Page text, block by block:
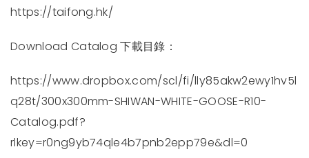
https://taifong.hk/
Download Catalog 下載目錄：
https://www.dropbox.com/scl/fi/lly85akw2ewy1hv5l
q28t/300x300mm-SHIWAN-WHITE-GOOSE-R10-
Catalog.pdf?
rlkey=r0ng9yb74qle4b7pnb2epp79e&dl=0